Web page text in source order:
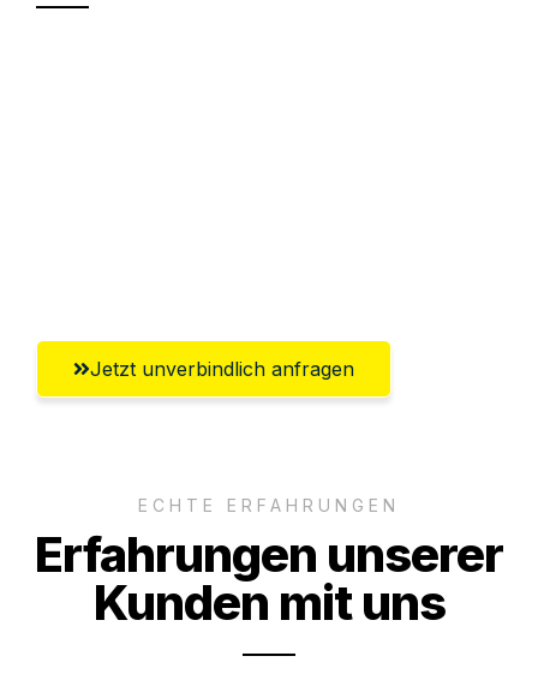
Jetzt unverbindlich anfragen
ECHTE ERFAHRUNGEN
Erfahrungen unserer
Kunden mit uns